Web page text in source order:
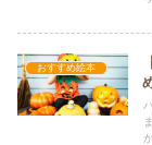
おすすめ絵本